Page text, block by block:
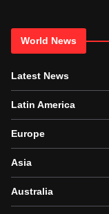
World News
Latest News
Latin America
Europe
Asia
Australia